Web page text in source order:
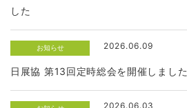
した
お知らせ 2026.06.09
日展協 第13回定時総会を開催しました
2026.06.03